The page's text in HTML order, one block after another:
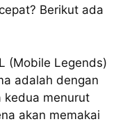
Berikut ada
(Mobile Legends)
adalah dengan
kedua menurut
akan memakai